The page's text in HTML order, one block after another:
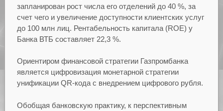
запланирован рост числа его отделений до 40 %, за
счет чего и увеличение доступности клиентских услуг
до 100 млн лиц. Рентабельность капитала (ROE) у
Банка ВТБ составляет 22,3 %.
Ориентиром финансовой стратегии Газпромбанка
является цифровизация монетарной стратегии
унификации QR-кода с внедрением цифрового рубля.
Обобщая банковскую практику, к перспективным